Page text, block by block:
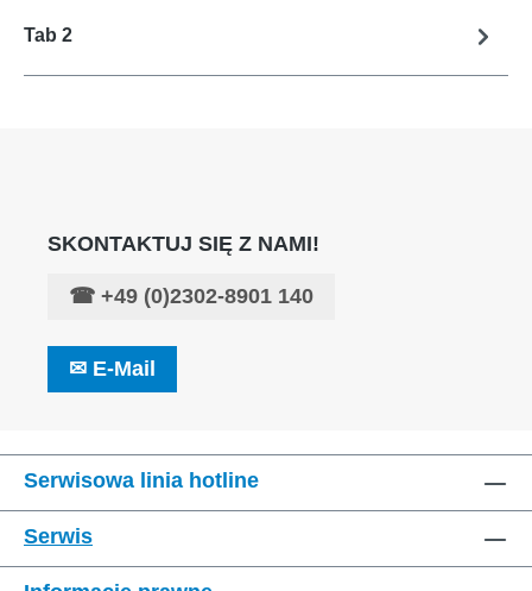
Tab 2
SKONTAKTUJ SIĘ Z NAMI!
☎ +49 (0)2302-8901 140
✉ E-Mail
Serwisowa linia hotline
Serwis